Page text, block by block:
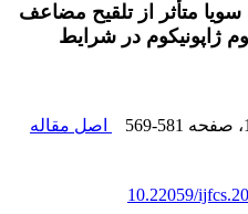
سویا متأثر از تلقیح مضاعف
و ریزوبیوم ژاپونیکوم در شرایط
، صفحه 569-581
اصل مقاله
10.22059/